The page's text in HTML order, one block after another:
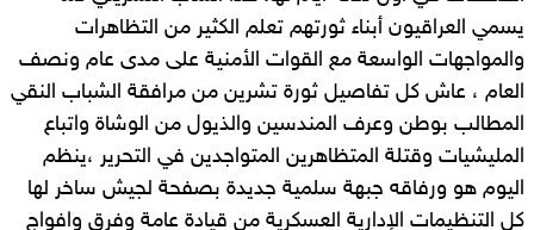
يسمي العراقيون أبناء ثورتهم تعلم الكثير من التظاهرات
والمواجهات الواسعة مع القوات الأمنية على مدى عام ونصف
العام ، عاش كل تفاصيل ثورة تشرين من مرافقة الشباب النقي
المطالب بوطن وعرف المندسين والذيول من الوشاة واتباع
المليشيات وقتلة المتظاهرين المتواجدين في التحرير ،ينظم
اليوم هو ورفاقه جبهة سلمية جديدة بصفحة لجيش ساخر لها
كل التنظيمات الإدارية العسكرية من قيادة عامة وفرق وافواج